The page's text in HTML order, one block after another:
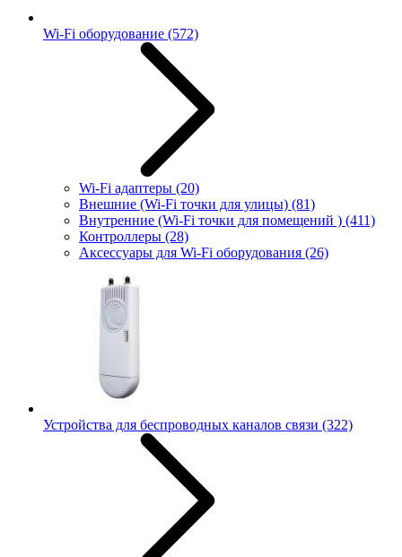
Wi-Fi оборудование (572)
Wi-Fi адаптеры (20)
Внешние (Wi-Fi точки для улицы) (81)
Внутренние (Wi-Fi точки для помещений ) (411)
Контроллеры (28)
Аксессуары для Wi-Fi оборудования (26)
Устройства для беспроводных каналов связи (322)